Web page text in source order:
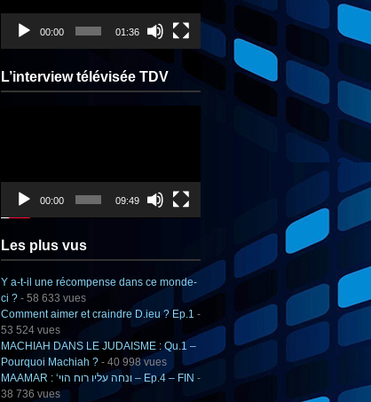
00:00 01:36
L’interview télévisée TDV
00:00 09:49
Les plus vus
Y a-t-il une récompense dans ce monde-
ci ? - 58 633 vues
Comment aimer et craindre D.ieu ? Ep.1 -
53 524 vues
MACHIAH DANS LE JUDAISME : Qu.1 –
Pourquoi Machiah ? - 40 998 vues
MAAMAR : ‘ונחה עליו רוח הוי – Ep.4 – FIN -
38 736 vues